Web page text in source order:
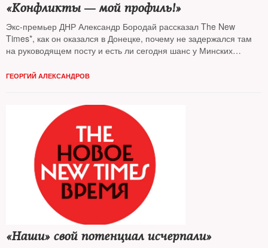
«Конфликты — мой профиль!»
Экс-премьер ДНР Александр Бородай рассказал The New
Times*, как он оказался в Донецке, почему не задержался там
на руководящем посту и есть ли сегодня шанс у Минских
ГЕОРГИЙ АЛЕКСАНДРОВ
«Наши» свой потенциал исчерпали»